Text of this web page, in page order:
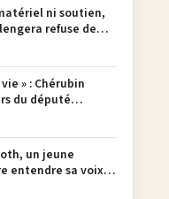
ni soutien,
refuse de
» : Chérubin
du député
en 137
un jeune
entendre sa voix à